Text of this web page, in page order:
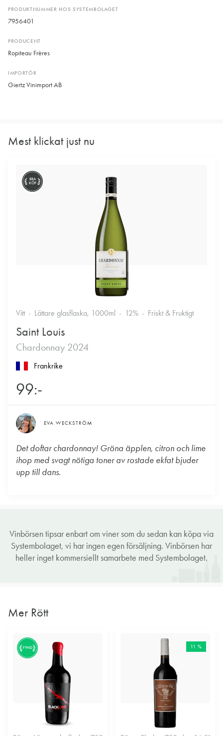
PRODUKTNUMMER HOS SYSTEMBOLAGET
7956401
PRODUCENT
Ropiteau Frères
IMPORTÖR
Giertz Vinimport AB
Mest klickat just nu
BRA
KÖP
Vitt Lättare glasflaska, 1000ml 12% Friskt & Fruktigt
Saint Louis
Chardonnay 2024
Frankrike
99:-
EVA WECKSTRÖM
Det doftar chardonnay! Gröna äpplen, citron och lime
ihop med svagt nötiga toner av rostade ekfat bjuder
upp till dans.
Vinbörsen tipsar enbart om viner som du sedan kan köpa via
Systembolaget, vi har ingen egen försäljning. Vinbörsen har
heller inget kommersiellt samarbete med Systembolaget.
Mer Rött
FYND 11 %